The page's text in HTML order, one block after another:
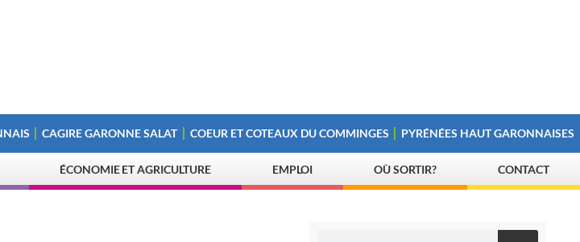
CAGIRE GARONNE SALAT COEUR ET COTEAUX DU COMMINGES PYRÉNÉES HAUT GARONNAISES
ÉCONOMIE ET AGRICULTURE EMPLOI OÙ SORTIR? CONTACT